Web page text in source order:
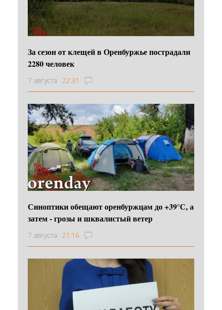
За сезон от клещей в Оренбуржье пострадали
2280 человек
7 августа 22:31
Синоптики обещают оренбуржцам до +39°С, а
затем - грозы и шквалистый ветер
7 августа 21:16